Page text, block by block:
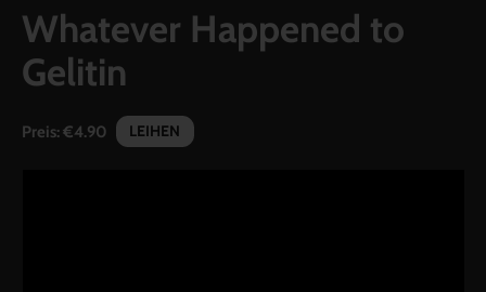
Filmpakete
Gutscheine
Account
Whatever Happened to
Gelitin
Preis:€4.90 LEIHEN